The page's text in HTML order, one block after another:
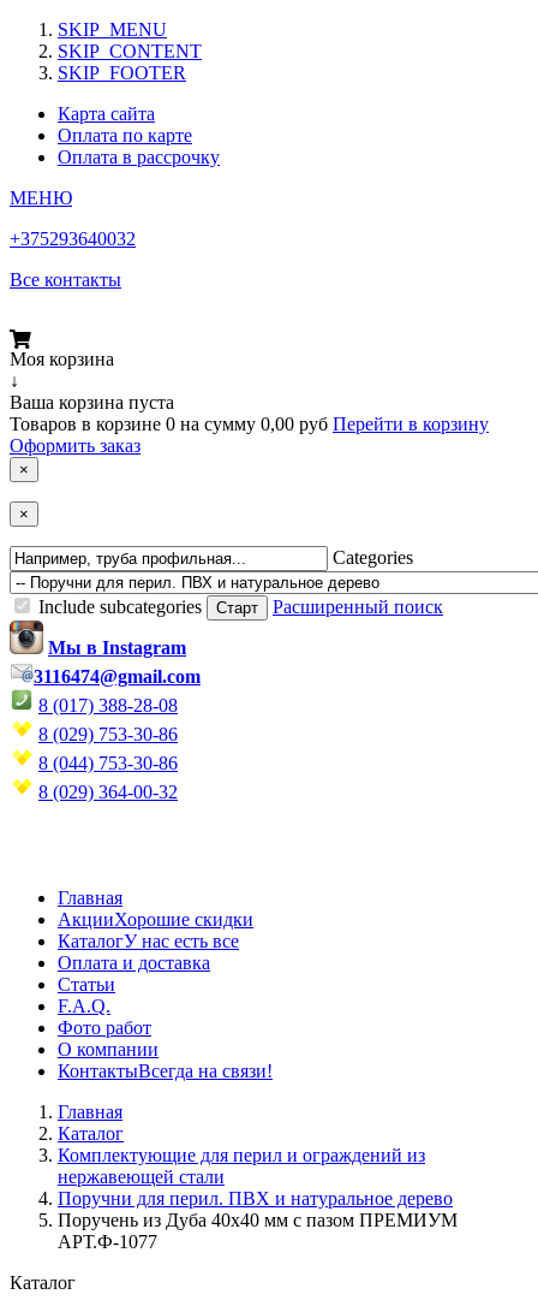
SKIP_MENU
SKIP_CONTENT
SKIP_FOOTER
Карта сайта
Оплата по карте
Оплата в рассрочку
МЕНЮ
+375293640032
Все контакты
Моя корзина
↓
Ваша корзина пуста
Товаров в корзине 0 на сумму 0,00 руб Перейти в корзину
Оформить заказ
×
×
Categories
Include subcategories
Расширенный поиск
Мы в Instagram
3116474@gmail.com
8 (017) 388-28-08
8 (029) 753-30-86
8 (044) 753-30-86
8 (029) 364-00-32
Главная
АкцииХорошие скидки
КаталогУ нас есть все
Оплата и доставка
Статьи
F.A.Q.
Фото работ
О компании
КонтактыВсегда на связи!
Главная
Каталог
Комплектующие для перил и ограждений из
нержавеющей стали
Поручни для перил. ПВХ и натуральное дерево
Поручень из Дуба 40x40 мм с пазом ПРЕМИУМ
АРТ.Ф-1077
Каталог